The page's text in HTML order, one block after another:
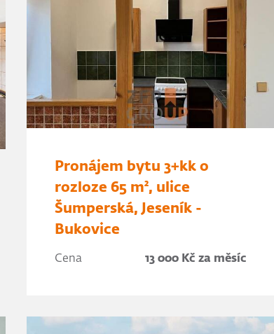
Pronájem bytu 3+kk o
rozloze 65 m², ulice
Šumperská, Jeseník -
Bukovice
Cena 13 000 Kč za měsíc